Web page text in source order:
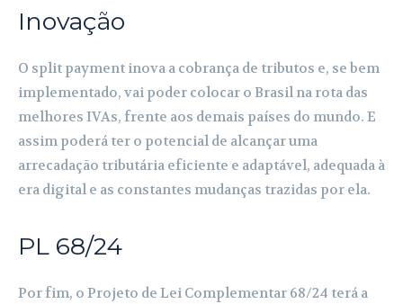
Inovação
O split payment inova a cobrança de tributos e, se bem
implementado, vai poder colocar o Brasil na rota das
melhores IVAs, frente aos demais países do mundo. E
assim poderá ter o potencial de alcançar uma
arrecadação tributária eficiente e adaptável, adequada à
era digital e as constantes mudanças trazidas por ela.
PL 68/24
Por fim, o Projeto de Lei Complementar 68/24 terá a